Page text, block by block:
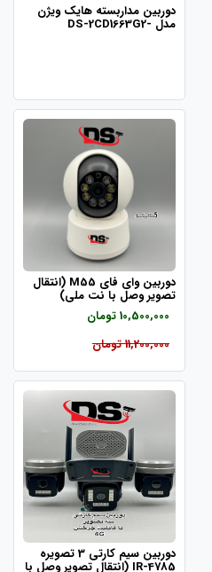
دوربین مداربسته هایک ویژن
مدل DS-2CD1663G2-
LIZ(S)U/SL
دوربین وای فای M55 (انتقال
تصویر وصل با نت ملی)
10,500,000 تومان
11,200,000 تومان
دوربین سیم کارتی 3 تصویره
IR-4785 (انتقال تصویر وصل با